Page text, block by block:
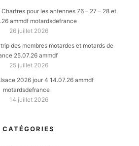
pour les antennes 76 – 27 – 28 et
ammdf motardsdefrance
26 juillet 2026
des membres motardes et motards de
25.07.26 ammdf
25 juillet 2026
2026 jour 4 14.07.26 ammdf
motardsdefrance
14 juillet 2026
CATÉGORIES